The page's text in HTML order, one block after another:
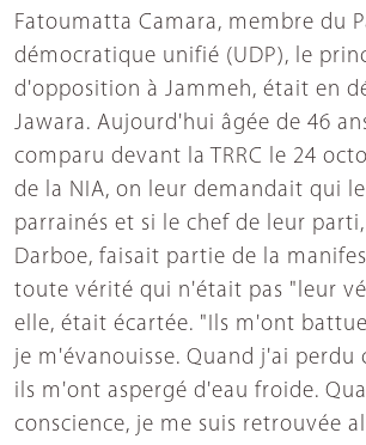
Fatoumatta Camara, membre du
démocratique unifié (UDP), le
d'opposition à Jammeh, était en
Jawara. Aujourd'hui âgée de 46
comparu devant la TRRC le 24
de la NIA, on leur demandait qui
parrainés et si le chef de leur
Darboe, faisait partie de la
toute vérité qui n'était pas "leur
elle, était écartée. "Ils m'ont
je m'évanouisse. Quand j'ai perdu
ils m'ont aspergé d'eau froide.
conscience, je me suis retrouvée